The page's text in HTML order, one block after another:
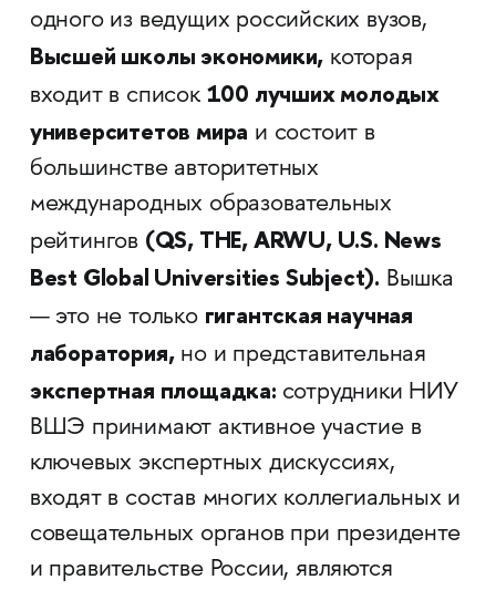
одного из ведущих российских вузов,
Высшей школы экономики, которая
входит в список 100 лучших молодых
университетов мира и состоит в
большинстве авторитетных
международных образовательных
рейтингов (QS, THE, ARWU, U.S. News
Best Global Universities Subject). Вышка
— это не только гигантская научная
лаборатория,но и представительная
экспертная площадка: сотрудники НИУ
ВШЭ принимают активное участие в
ключевых экспертных дискуссиях,
входят в состав многих коллегиальных и
совещательных органов при президенте
и правительстве России, являются